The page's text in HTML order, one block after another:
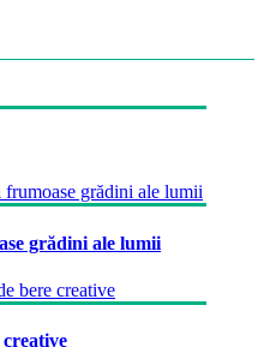
grădini ale lumii
creative